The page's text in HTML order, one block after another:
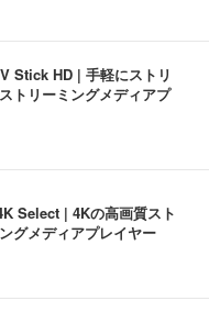
Stick HD | 手軽にストリ
トリーミングメディアプ
Select | 4Kの高画質スト
グメディアプレイヤー